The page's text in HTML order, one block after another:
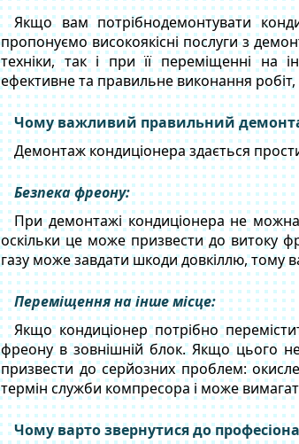
Якщо вам потрібнодемонтувати
пропонуємо високоякісні послуги з
техніки, так і при її переміщенні на
ефективне та правильне виконання
Чому важливий правильний
Демонтаж кондиціонера здається
Безпека фреону:
При демонтажі кондиціонера не можна
оскільки це може призвести до витоку
газу може завдати шкоди довкіллю, тому
Переміщення на інше місце:
Якщо кондиціонер потрібно
фреону в зовнішній блок. Якщо цього
призвести до серйозних проблем:
термін служби компресора і може
Чому варто звернутися до